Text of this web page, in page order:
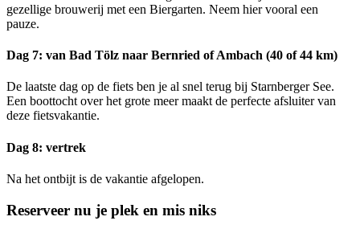
gezellige brouwerij met een Biergarten. Neem hier vooral een
pauze.
Dag 7: van Bad Tölz naar Bernried of Ambach (40 of 44 km)
De laatste dag op de fiets ben je al snel terug bij Starnberger See.
Een boottocht over het grote meer maakt de perfecte afsluiter van
deze fietsvakantie.
Dag 8: vertrek
Na het ontbijt is de vakantie afgelopen.
Reserveer nu je plek en mis niks